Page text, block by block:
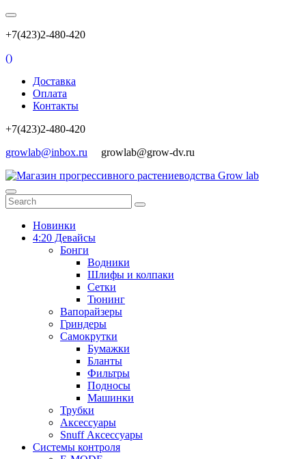
+7(423)2-480-420
()
Доставка
Оплата
Контакты
+7(423)2-480-420
growlab@inbox.ru growlab@grow-dv.ru
Новинки
4:20 Девайсы
Бонги
Водники
Шлифы и колпаки
Сетки
Тюнинг
Вапорайзеры
Гриндеры
Самокрутки
Бумажки
Бланты
Фильтры
Подносы
Машинки
Трубки
Аксессуары
Snuff Аксессуары
Системы контроля